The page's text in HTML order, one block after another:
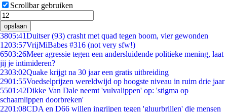
Scrollbar gebruiken
opslaan
3805:41Duitser (93) crasht met quad tegen boom, vier gewonden
1203:57VrijMiBabes #316 (not very sfw!)
6503:26Meer agressie tegen een andersluidende politieke mening, laat
jij je intimideren?
2303:02Quake krijgt na 30 jaar een gratis uitbreiding
2901:55Voedselprijzen wereldwijd op hoogste niveau in ruim drie jaar
5501:42Dikke Van Dale neemt 'vulvalippen' op: 'stigma op
schaamlippen doorbreken'
2201:08CDA en D66 willen ingrijpen tegen 'gluurbrillen' die mensen